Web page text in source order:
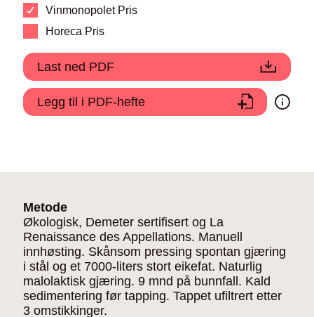
Vinmonopolet Pris
Horeca Pris
Last ned PDF
Legg til i PDF-hefte
Metode
Økologisk, Demeter sertifisert og La
Renaissance des Appellations. Manuell
innhøsting. Skånsom pressing spontan gjæring
i stål og et 7000-liters stort eikefat. Naturlig
malolaktisk gjæring. 9 mnd på bunnfall. Kald
sedimentering før tapping. Tappet ufiltrert etter
3 omstikkinger.